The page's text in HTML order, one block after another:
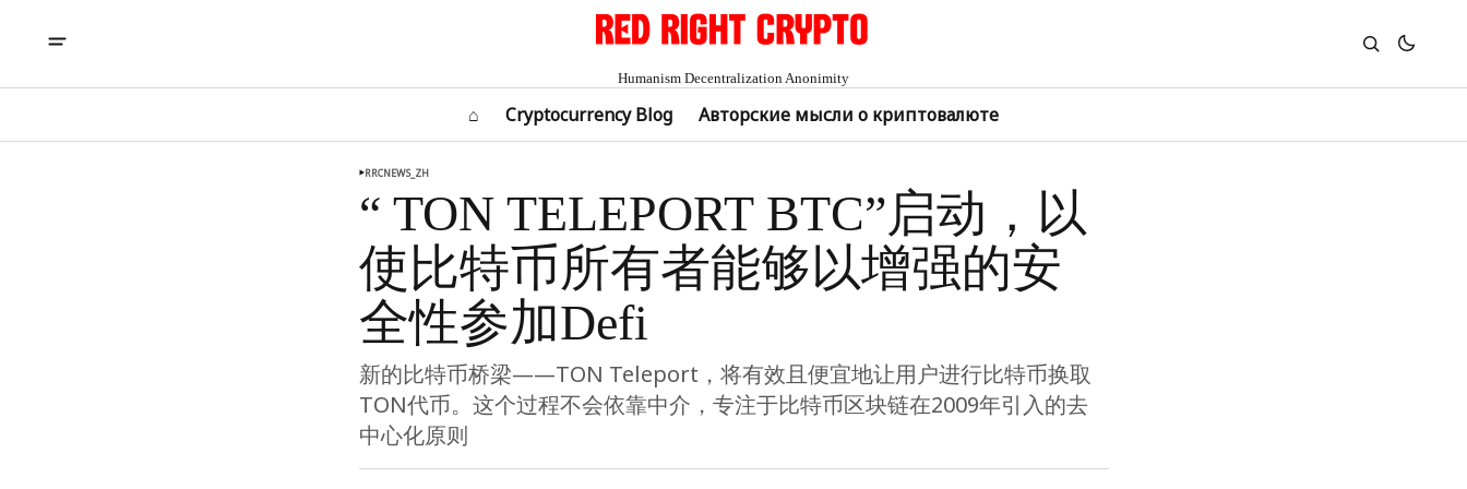
Humanism Decentralization Anonimity
⌂ Cryptocurrency Blog Авторские мысли о криптовалюте
RRCNEWS_ZH
“ TON TELEPORT BTC”启动，以
使比特币所有者能够以增强的安
全性参加Defi
新的比特币桥梁——TON Teleport，将有效且便宜地让用户进行比特币换取
TON代币。这个过程不会依靠中介，专注于比特币区块链在2009年引入的去
中心化原则